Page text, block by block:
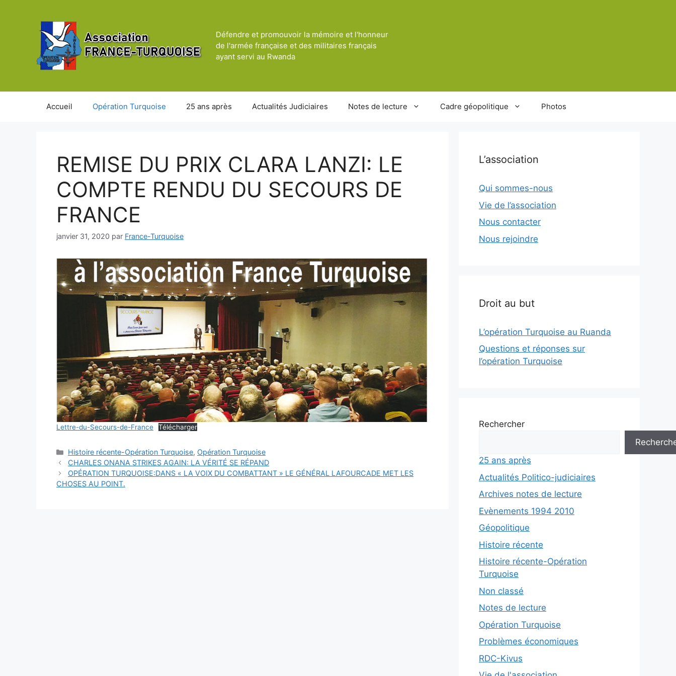
Défendre et promouvoir la mémoire et l'honneur
de l'armée française et des militaires français
ayant servi au Rwanda
Accueil Opération Turquoise 25 ans après Actualités Judiciaires Notes de lecture Cadre géopolitique Photos
REMISE DU PRIX CLARA LANZI: LE
COMPTE RENDU DU SECOURS DE
FRANCE
janvier 31, 2020 par France-Turquoise
Lettre-du-Secours-de-France Télécharger
Catégories
Histoire récente-Opération Turquoise, Opération Turquoise
CHARLES ONANA STRIKES AGAIN: LA VÉRITÉ SE RÉPAND
OPÉRATION TURQUOISE:DANS « LA VOIX DU COMBATTANT » LE GÉNÉRAL LAFOURCADE MET LES
CHOSES AU POINT.
L’association
Qui sommes-nous
Vie de l’association
Nous contacter
Nous rejoindre
Droit au but
L’opération Turquoise au Ruanda
Questions et réponses sur
l’opération Turquoise
Rechercher
25 ans après
Actualités Politico-judiciaires
Archives notes de lecture
Evènements 1994 2010
Géopolitique
Histoire récente
Histoire récente-Opération
Turquoise
Non classé
Notes de lecture
Opération Turquoise
Problèmes économiques
RDC-Kivus